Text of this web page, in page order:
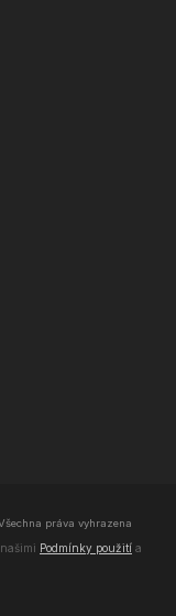
práva vyhrazena
Podmínky použití a